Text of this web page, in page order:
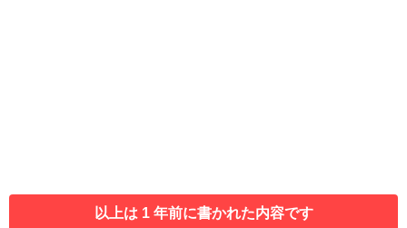
以上は 1 年前に書かれた内容です